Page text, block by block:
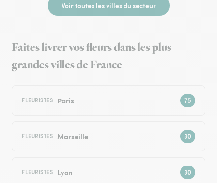
Voir toutes les villes du secteur
Faites livrer vos fleurs dans les plus
grandes villes de France
FLEURISTES Paris
FLEURISTES Marseille
FLEURISTES Lyon